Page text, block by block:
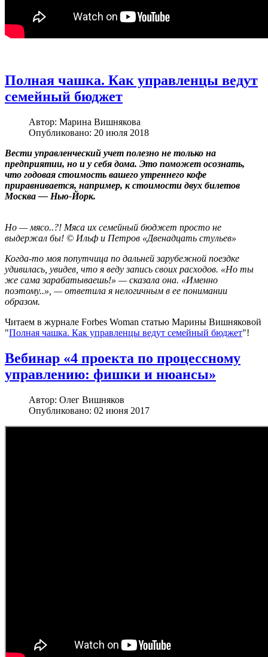
Полная чашка. Как управленцы ведут
семейный бюджет
Автор: Марина Вишнякова
Опубликовано: 20 июля 2018
Вести управленческий учет полезно не только на
предприятии, но и у себя дома. Это поможет осознать,
что годовая стоимость вашего утреннего кофе
приравнивается, например, к стоимости двух билетов
Москва — Нью-Йорк.
Но — мясо..?! Мяса их семейный бюджет просто не
выдержал бы! © Ильф и Петров «Двенадцать стульев»
Когда-то моя попутчица по дальней зарубежной поездке
удивилась, увидев, что я веду запись своих расходов. «Но ты
же сама зарабатываешь!» — сказала она. «Именно
поэтому..», — ответила я нелогичным в ее понимании
образом.
Читаем в журнале Forbes Woman статью Марины Вишняковой
"Полная чашка. Как управленцы ведут семейный бюджет"!
Вебинар «4 проекта по процессному
управлению: фишки и нюансы»
Автор: Олег Вишняков
Опубликовано: 02 июня 2017